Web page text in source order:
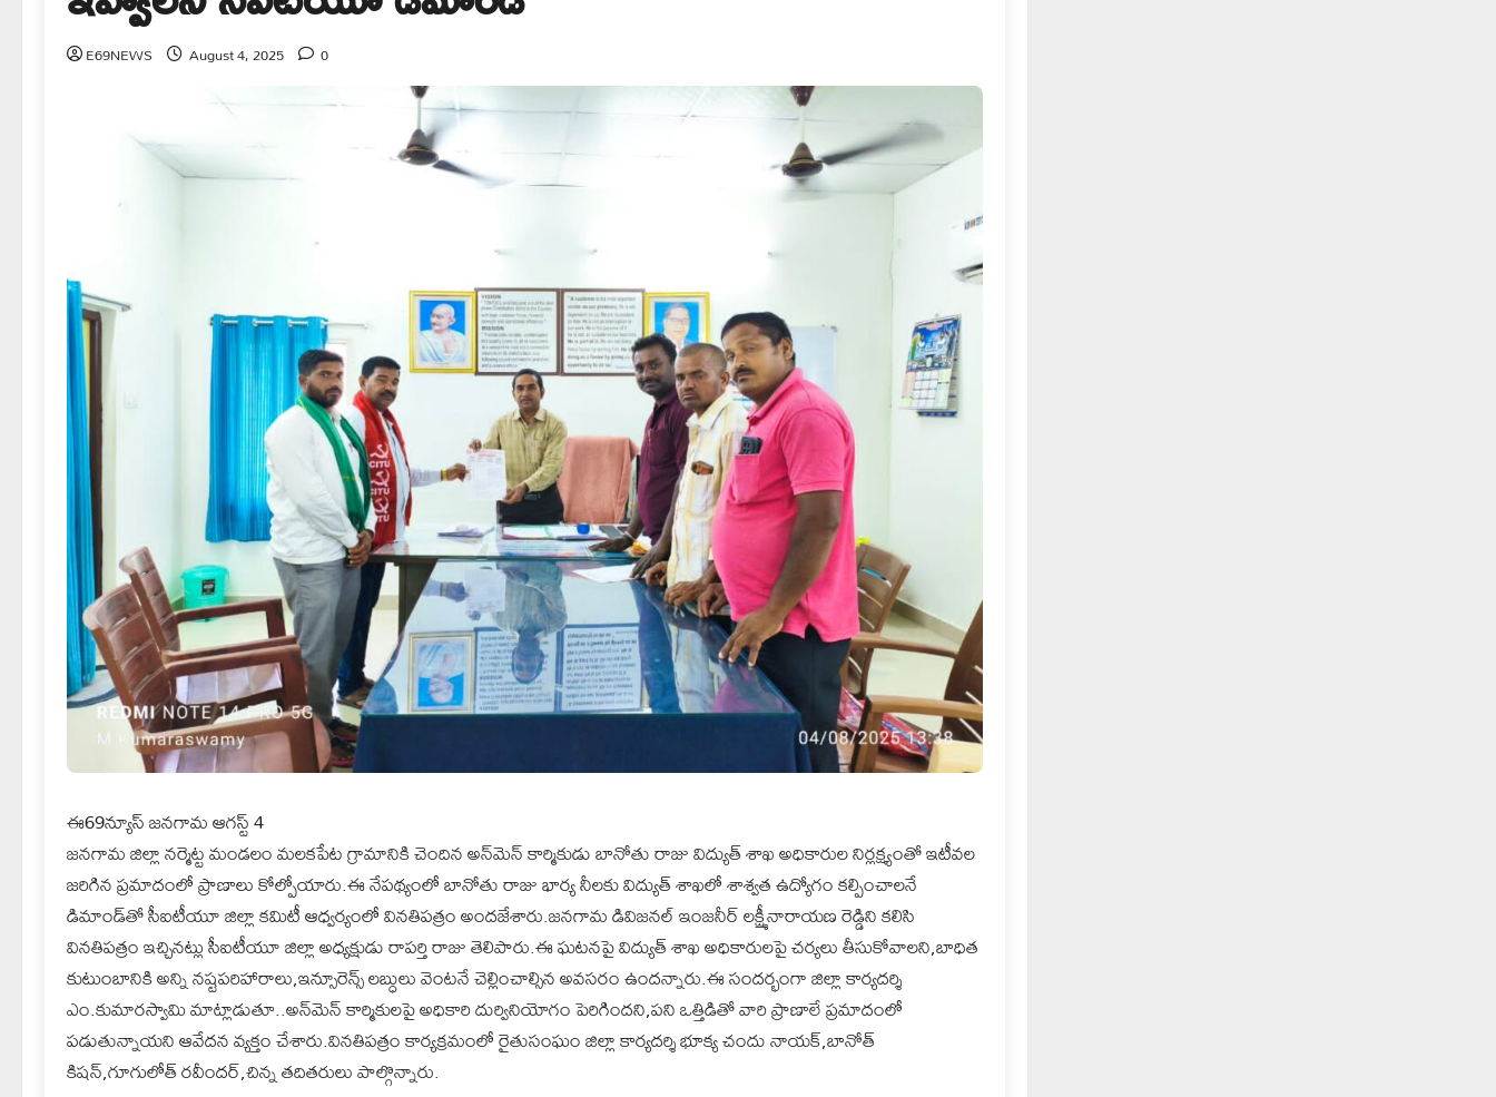
E69NEWS August 4, 2025 0
ఈ69న్యూస్ జనగామ ఆగస్ట్ 4
జనగామ జిల్లా నర్మెట్ట మండలం మలకపేట గ్రామానికి చెందిన అన్‌మెన్ కార్మికుడు బానోతు రాజు విద్యుత్ శాఖ అధికారుల నిర్లక్ష్యంతో ఇటీవల
జరిగిన ప్రమాదంలో ప్రాణాలు కోల్పోయారు.ఈ నేపథ్యంలో బానోతు రాజు భార్య నీలకు విద్యుత్ శాఖలో శాశ్వత ఉద్యోగం కల్పించాలనే
డిమాండ్‌తో సీఐటీయూ జిల్లా కమిటీ ఆధ్వర్యంలో వినతిపత్రం అందజేశారు.జనగామ డివిజనల్ ఇంజనీర్ లక్ష్మీనారాయణ రెడ్డిని కలిసి
వినతిపత్రం ఇచ్చినట్లు సీఐటీయూ జిల్లా అధ్యక్షుడు రాపర్తి రాజు తెలిపారు.ఈ ఘటనపై విద్యుత్ శాఖ అధికారులపై చర్యలు తీసుకోవాలని,బాధిత
కుటుంబానికి అన్ని నష్టపరిహారాలు,ఇన్సూరెన్స్ లబ్ధులు వెంటనే చెల్లించాల్సిన అవసరం ఉందన్నారు.ఈ సందర్భంగా జిల్లా కార్యదర్శి
ఎం.కుమారస్వామి మాట్లాడుతూ..అన్‌మెన్ కార్మికులపై అధికారి దుర్వినియోగం పెరిగిందని,పని ఒత్తిడితో వారి ప్రాణాలే ప్రమాదంలో
పడుతున్నాయని ఆవేదన వ్యక్తం చేశారు.వినతిపత్రం కార్యక్రమంలో రైతుసంఘం జిల్లా కార్యదర్శి భూక్య చందు నాయక్,బానోత్
కిషన్,గూగులోత్ రవీందర్,చిన్న తదితరులు పాల్గొన్నారు.